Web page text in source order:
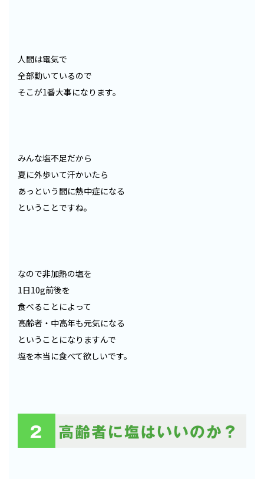
人間は電気で
全部動いているので
そこが1番大事になります。
みんな塩不足だから
夏に外歩いて汗かいたら
あっという間に熱中症になる
ということですね。
なので非加熱の塩を
1日10g前後を
食べることによって
高齢者・中高年も元気になる
ということになりますんで
塩を本当に食べて欲しいです。